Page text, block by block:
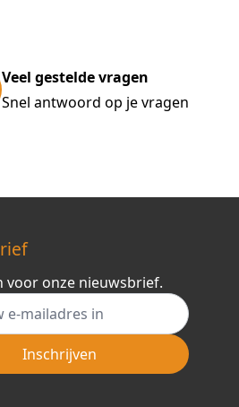
Veel gestelde vragen
Snel antwoord op je vragen
voor onze nieuwsbrief.
Inschrijven